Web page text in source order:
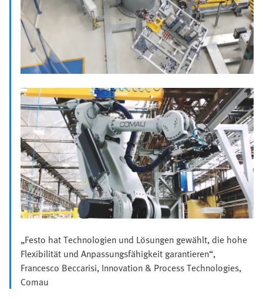
„Festo hat Technologien und Lösungen gewählt, die hohe
Flexibilität und Anpassungsfähigkeit garantieren“,
Francesco Beccarisi, Innovation & Process Technologies,
Comau